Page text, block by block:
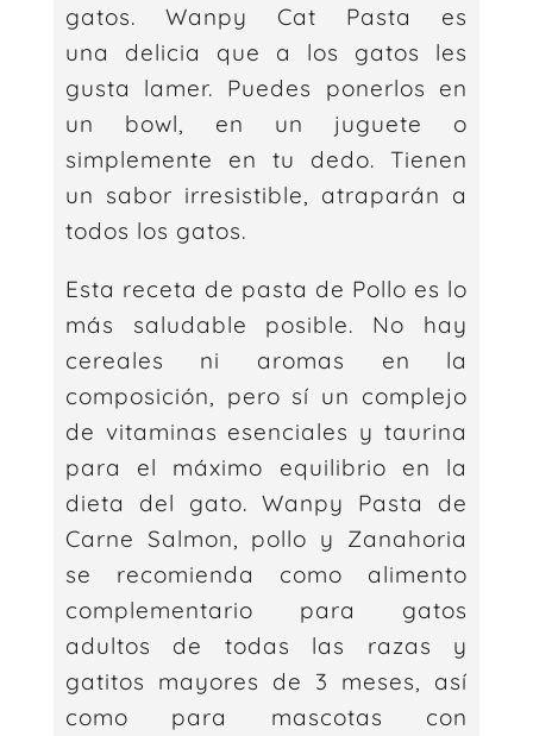
gatos. Wanpy Cat Pasta es
una delicia que a los gatos les
gusta lamer. Puedes ponerlos en
un bowl, en un juguete o
simplemente en tu dedo. Tienen
un sabor irresistible, atraparán a
todos los gatos.
Esta receta de pasta de Pollo es lo
más saludable posible. No hay
cereales ni aromas en la
composición, pero sí un complejo
de vitaminas esenciales y taurina
para el máximo equilibrio en la
dieta del gato. Wanpy Pasta de
Carne Salmon, pollo y Zanahoria
se recomienda como alimento
complementario para gatos
adultos de todas las razas y
gatitos mayores de 3 meses, así
como para mascotas con